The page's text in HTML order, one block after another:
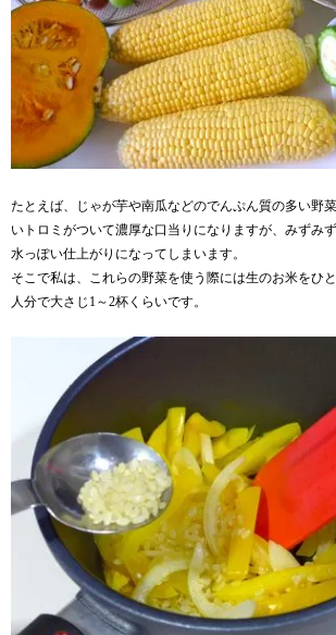
たとえば、じゃが芋や南瓜などのでんぷん質の多い野
いトロミがついて濃厚な口当りになりますが、みずみ
水っぽい仕上がりになってしまいます。
そこで私は、これらの野菜を使う際には生のお米をひ
人分で大さじ1～2杯くらいです。